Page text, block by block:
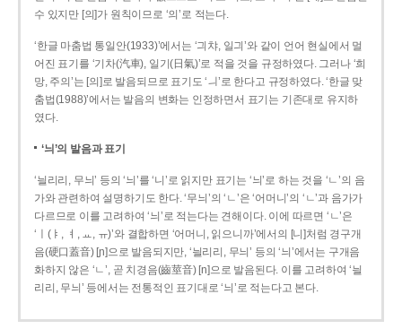
수 있지만 [의]가 원칙이므로 ‘의’로 적는다.
‘한글 마춤법 통일안(1933)’에서는 ‘긔챠, 일긔’와 같이 언어 현실에서 멀
어진 표기를 ‘기차(汽車), 일기(日氣)’로 적을 것을 규정하였다. 그러나 ‘희
망, 주의’는 [의]로 발음되므로 표기도 ‘ㅢ’로 한다고 규정하였다. ‘한글 맞
춤법(1988)’에서는 발음의 변화는 인정하면서 표기는 기존대로 유지하
였다.
‘늬’의 발음과 표기
‘늴리리, 무늬’ 등의 ‘늬’를 ‘니’로 읽지만 표기는 ‘늬’로 하는 것을 ‘ㄴ’의 음
가와 관련하여 설명하기도 한다. ‘무늬’의 ‘ㄴ’은 ‘어머니’의 ‘ㄴ’과 음가가
다르므로 이를 고려하여 ‘늬’로 적는다는 견해이다. 이에 따르면 ‘ㄴ’은
‘ㅣ(ㅑ, ㅕ, ㅛ, ㅠ)’와 결합하면 ‘어머니, 읽으니까’에서의 [니]처럼 경구개
음(硬口蓋音) [ɲ]으로 발음되지만, ‘늴리리, 무늬’ 등의 ‘늬’에서는 구개음
화하지 않은 ‘ㄴ’, 곧 치경음(齒莖音) [n]으로 발음된다. 이를 고려하여 ‘늴
리리, 무늬’ 등에서는 전통적인 표기대로 ‘늬’로 적는다고 본다.